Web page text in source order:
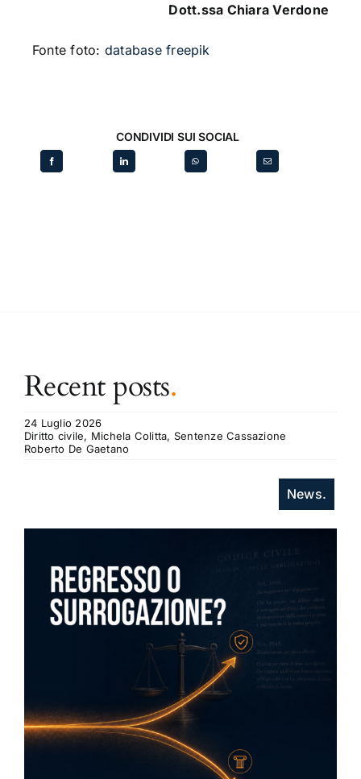
Dott.ssa Chiara Verdone
Fonte foto: database freepik
CONDIVIDI SUI SOCIAL
Recent posts.
24 Luglio 2026
Diritto civile, Michela Colitta, Sentenze Cassazione
Roberto De Gaetano
News.